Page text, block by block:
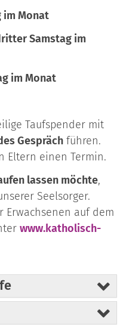
im Monat
Samstag im
im Monat
Taufspender mit
Gespräch führen.
Eltern einen Termin.
lassen möchte,
Seelsorger.
auf dem
www.katholisch-